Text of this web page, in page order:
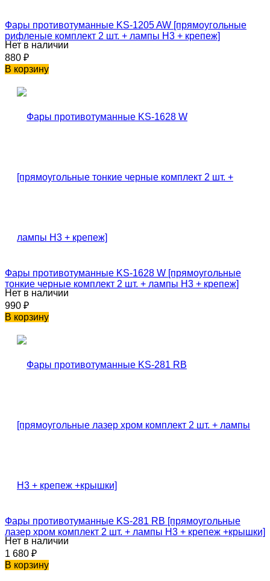
Фары противотуманные KS-1205 AW [прямоугольные
рифленые комплект 2 шт. + лампы H3 + крепеж]
Нет в наличии
880 ₽
В корзину
Фары противотуманные KS-1628 W [прямоугольные
тонкие черные комплект 2 шт. + лампы H3 + крепеж]
Нет в наличии
990 ₽
В корзину
Фары противотуманные KS-281 RB [прямоугольные
лазер хром комплект 2 шт. + лампы H3 + крепеж +крышки]
Нет в наличии
1 680 ₽
В корзину